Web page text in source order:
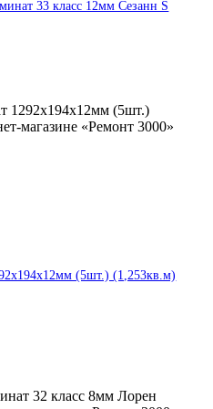
33 класс 12мм Сезанн S
(5шт.) (1,253кв.м)